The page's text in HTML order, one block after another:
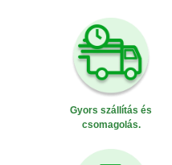
Gyors szállítás és
csomagolás.